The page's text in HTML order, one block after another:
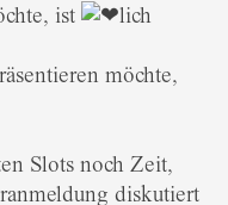
ist
lich
möchte,
Slots noch Zeit,
diskutiert